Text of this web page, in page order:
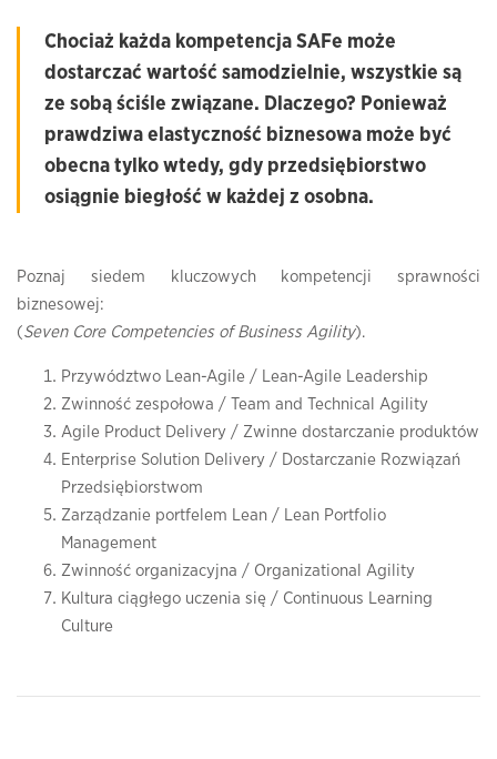
Chociaż każda kompetencja SAFe może
dostarczać wartość samodzielnie, wszystkie są
ze sobą ściśle związane. Dlaczego? Ponieważ
prawdziwa elastyczność biznesowa może być
obecna tylko wtedy, gdy przedsiębiorstwo
osiągnie biegłość w każdej z osobna.
Poznaj siedem kluczowych kompetencji sprawności
biznesowej:
(Seven Core Competencies of Business Agility).
Przywództwo Lean-Agile / Lean-Agile Leadership
Zwinność zespołowa / Team and Technical Agility
Agile Product Delivery / Zwinne dostarczanie produktów
Enterprise Solution Delivery / Dostarczanie Rozwiązań
Przedsiębiorstwom
Zarządzanie portfelem Lean / Lean Portfolio
Management
Zwinność organizacyjna / Organizational Agility
Kultura ciągłego uczenia się / Continuous Learning
Culture